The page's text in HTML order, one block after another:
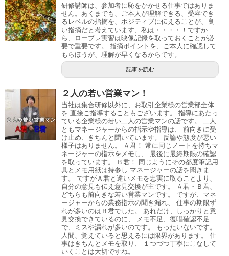
研修講師は、参加者に恥をかかせる仕事ではありま
せん。あくまでも、ご本人が理解できる、受容でき
るレベルの指摘を、ポジティブに伝えることが、良
い指摘だと考えています、私は・・・・！ですか
ら、ロープレ実習は映像記録を取っておくことが必
要で重要です。 指摘ポイントを、ご本人に確認して
もらほうが、理解が早くなるからです。
記事を読む
２人の若い営業マン！
当社は集合研修以外に、お取引企業様の営業部全体
を 直接ご指導することもございます。 指導にあたっ
ている企業様の若い二人の営業マンの話です。 二人
ともマネージャーからの指示や指導は、 前向きに受
け止め、きちんと聞いています。 反論や態度が悪い
様子はありません。 Ａ君！ 常に同じノートを持ちマ
ネージャーの指示をメモし、 最後に最終期限の確認
を取っています。 Ｂ君！ 同じようにその都度筆記用
具とメモ用紙は持参し マネージャーの話を聞きま
す。 ですがＡ君と違いメモを忠実に取ることより、
自分の意見も伝え意見交換が主です。 Ａ君・Ｂ君、
どちらも前向きな若い営業マンです。 ですが、マネ
ージャーからの業務指示の聞き漏れ、 仕事の期限ず
れが多いのはＢ君でした。 あれだけ、しっかりと意
見交換できているのに、 メモ不足、復唱確認不足
で、ミスや漏れが多いのです。 もったいないです。
人間、覚えていると思えるには限界があります。 仕
事はきちんとメモを取り、 １つづつ丁寧にこなして
いくことは大切ですね。